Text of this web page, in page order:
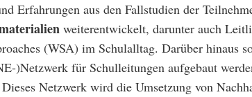
Erfahrungen aus den Fallstudien der
weiterentwickelt, darunter auch
(WSA) im Schulalltag. Darüber hinaus
)Netzwerk für Schulleitungen aufgebaut
Netzwerk wird die Umsetzung von